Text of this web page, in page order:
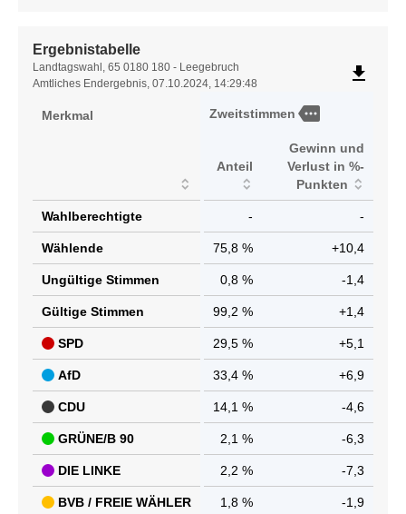
Ergebnistabelle
Ergebnistabelle
Landtagswahl, 65 0180 180 - Leegebruch
Amtliches Endergebnis, 07.10.2024, 14:29:48
file_download
Merkmal Zweitstimmen more
Anteil
Gewinn und
Verlust in %-
Punkten
Wahlberechtigte - -
Wählende 75,8 % +10,4
Ungültige Stimmen 0,8 % -1,4
Gültige Stimmen 99,2 % +1,4
SPD 29,5 % +5,1
AfD 33,4 % +6,9
CDU 14,1 % -4,6
GRÜNE/B 90 2,1 % -6,3
DIE LINKE 2,2 % -7,3
BVB / FREIE WÄHLER 1,8 % -1,9